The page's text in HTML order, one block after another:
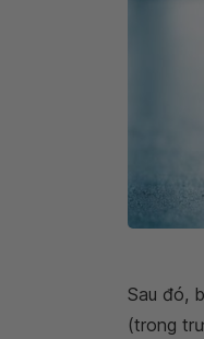
Sau đó,
(trong